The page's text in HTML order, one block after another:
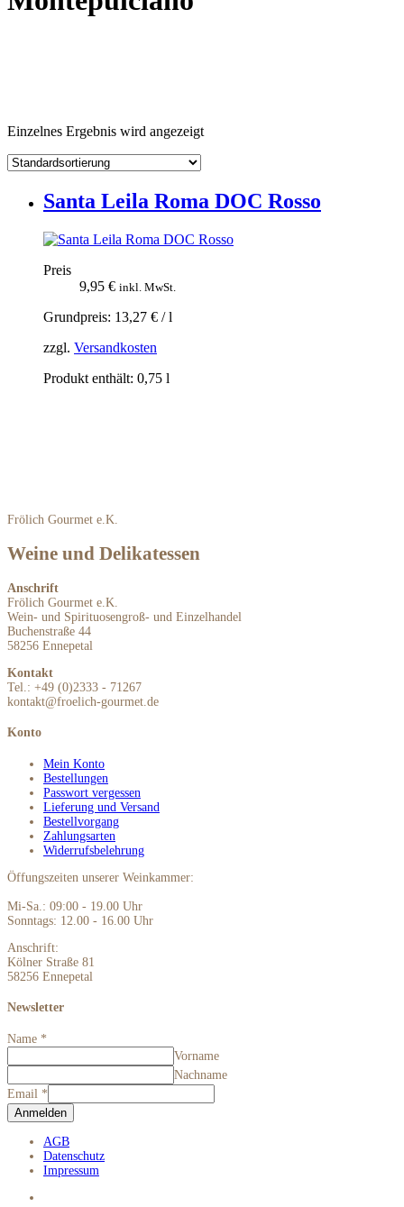
Einzelnes Ergebnis wird angezeigt
Santa Leila Roma DOC Rosso
Preis
9,95 € inkl. MwSt.
Grundpreis: 13,27 € /l
zzgl. Versandkosten
Produkt enthält: 0,75 l
Frölich Gourmet e.K.
Weine und Delikatessen
Anschrift
Frölich Gourmet e.K.
Wein- und Spirituosengroß- und Einzelhandel
Buchenstraße 44
58256 Ennepetal
Kontakt
Tel.: +49 (0)2333 - 71267
kontakt@froelich-gourmet.de
Konto
Mein Konto
Bestellungen
Passwort vergessen
Lieferung und Versand
Bestellvorgang
Zahlungsarten
Widerrufsbelehrung
Öffungszeiten unserer Weinkammer:
Mi-Sa.: 09:00 - 19.00 Uhr
Sonntags: 12.00 - 16.00 Uhr
Anschrift:
Kölner Straße 81
58256 Ennepetal
Newsletter
Name *
Vorname
Nachname
Email *
Anmelden
AGB
Datenschutz
Impressum